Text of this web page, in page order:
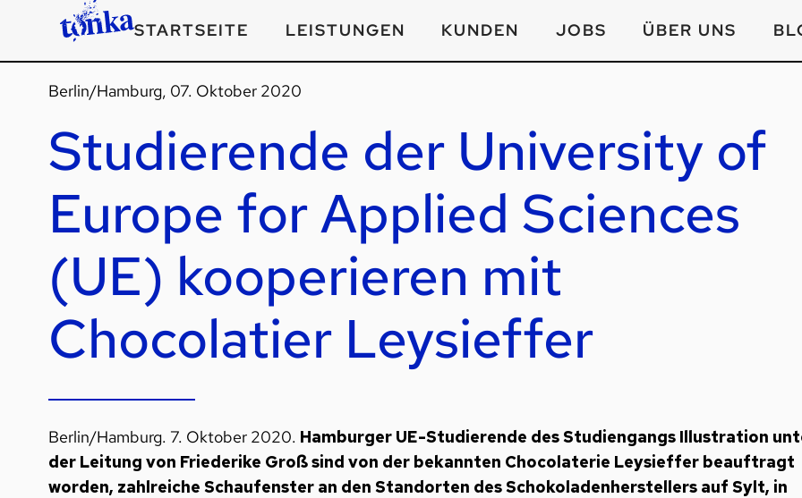
STARTSEITE LEISTUNGEN KUNDEN JOBS ÜBER UNS
Berlin/Hamburg, 07. Oktober 2020
Studierende der University of
Europe for Applied Sciences
(UE) kooperieren mit
Chocolatier Leysieffer
Berlin/Hamburg. 7. Oktober 2020. Hamburger UE-Studierende des Studiengangs Illustration
der Leitung von Friederike Groß sind von der bekannten Chocolaterie Leysieffer beauftragt
worden, zahlreiche Schaufenster an den Standorten des Schokoladenherstellers auf Sylt, in